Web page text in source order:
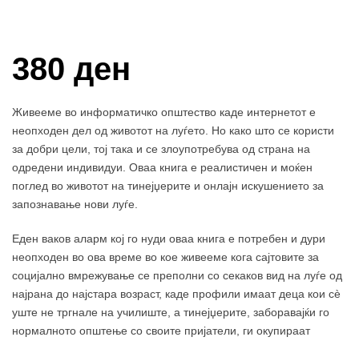
380 ден
Живееме во информатичко општество каде интернетот е
неопходен дел од животот на луѓето. Но како што се користи
за добри цели, тој така и се злоупотребува од страна на
одредени индивидуи. Оваа книга е реалистичен и моќен
поглед во животот на тинејџерите и онлајн искушението за
запознавање нови луѓе.
Еден ваков аларм кој го нуди оваа книга е потребен и дури
неопходен во ова време во кое живееме кога сајтовите за
социјално вмрежување се преполни со секаков вид на луѓе од
најрана до најстара возраст, каде профили имаат деца кои сè
уште не тргнале на училиште, а тинејџерите, заборавајќи го
нормалното општење со своите пријатели, ги окупираат